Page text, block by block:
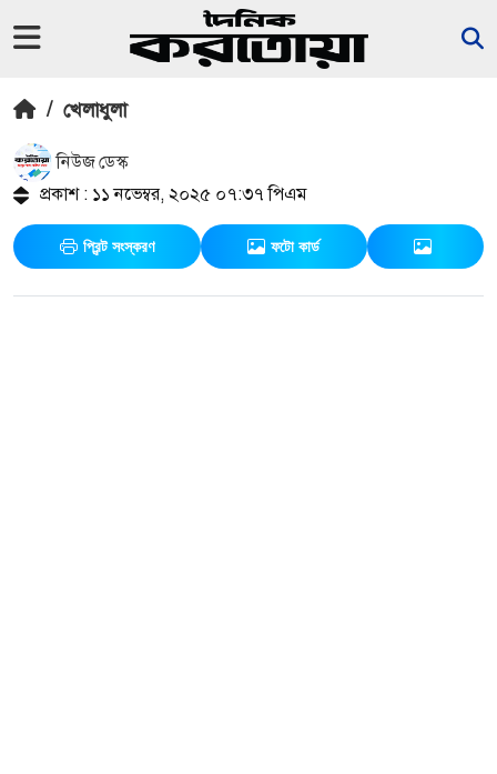
/ খেলাধুলা
নিউজ ডেস্ক
প্রকাশ : ১১ নভেম্বর, ২০২৫ ০৭:৩৭ পিএম
প্রিন্ট সংস্করণ ফটো কার্ড